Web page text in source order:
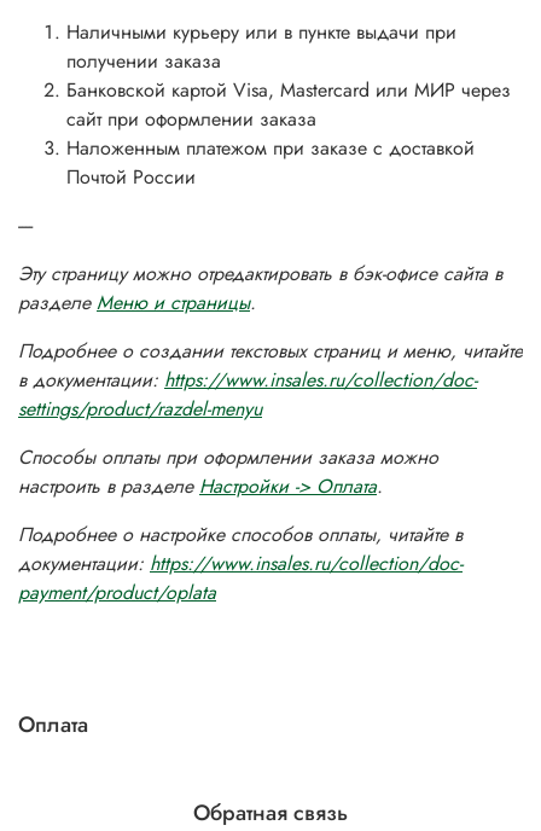
Наличными курьеру или в пункте выдачи при
получении заказа
Банковской картой Visa, Mastercard или МИР через
сайт при оформлении заказа
Наложенным платежом при заказе с доставкой
Почтой России
----
Эту страницу можно отредактировать в бэк-офисе сайта в
разделеМеню и страницы.
Подробнее о создании текстовых страниц и меню, читайте
в документации: https://www.insales.ru/collection/doc-
settings/product/razdel-menyu
Способы оплаты при оформлении заказа можно
настроить в разделе Настройки -> Оплата.
Подробнее о настройке способов оплаты, читайте в
документации: https://www.insales.ru/collection/doc-
payment/product/oplata
Оплата
Обратная связь